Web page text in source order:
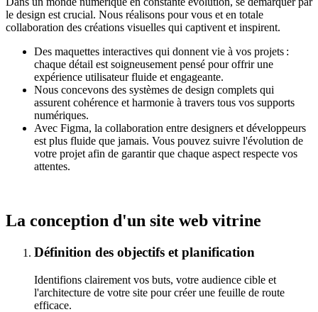
le design est crucial. Nous réalisons pour vous et en totale
collaboration des créations visuelles qui captivent et inspirent.
Des maquettes interactives qui donnent vie à vos projets :
chaque détail est soigneusement pensé pour offrir une
expérience utilisateur fluide et engageante.
Nous concevons des systèmes de design complets qui
assurent cohérence et harmonie à travers tous vos supports
numériques.
Avec Figma, la collaboration entre designers et développeurs
est plus fluide que jamais. Vous pouvez suivre l'évolution de
votre projet afin de garantir que chaque aspect respecte vos
attentes.
La conception d'un site web vitrine
Définition des objectifs et planification
Identifions clairement vos buts, votre audience cible et
l'architecture de votre site pour créer une feuille de route
efficace.